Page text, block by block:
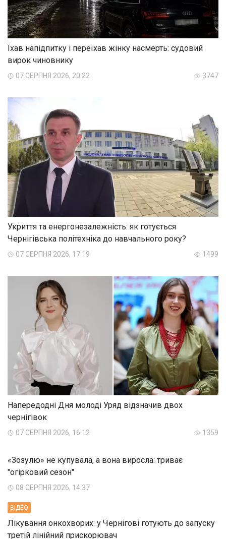
Їхав напідпитку і переїхав жінку насмерть: судовий
вирок чиновнику
07 СЕРПНЯ 2026, 20:22 3747
Укриття та енергонезалежність: як готується
Чернігівська політехніка до навчального року?
07 СЕРПНЯ 2026, 17:19 1499
Напередодні Дня молоді Уряд відзначив двох
чернігівок
07 СЕРПНЯ 2026, 16:12 1359
«Зозулю» не купувала, а вона виросла: триває
"огірковий сезон"
08 СЕРПНЯ 2026, 14:37
ВIДЕО
Лікування онкохворих: у Чернігові готують до запуску
третій лінійний прискорювач